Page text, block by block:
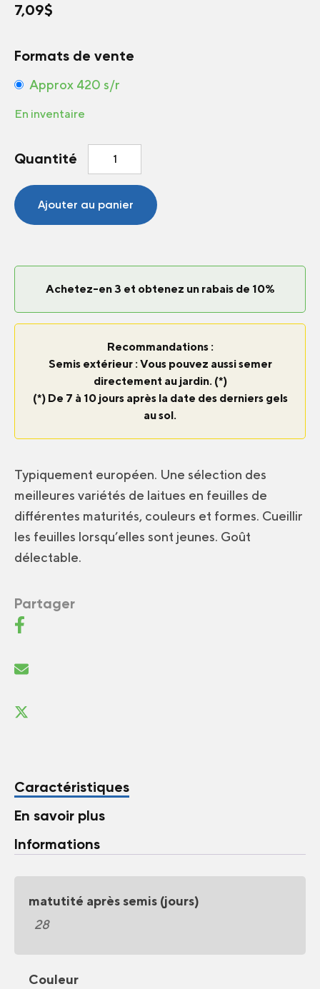
7,09$
Formats de vente
Approx 420 s/r
En inventaire
Quantité
quantité
Laitue
en
Ajouter au panier
Achetez-en 3 et obtenez un rabais de 10%
Recommandations :
Semis extérieur : Vous pouvez aussi semer
directement au jardin. (*)
(*) De 7 à 10 jours après la date des derniers gels
au sol.
Typiquement européen. Une sélection des
meilleures variétés de laitues en feuilles de
différentes maturités, couleurs et formes. Cueillir
les feuilles lorsqu’elles sont jeunes. Goût
délectable.
Partager
Caractéristiques
En savoir plus
Informations
matutité après semis (jours)
28
Couleur